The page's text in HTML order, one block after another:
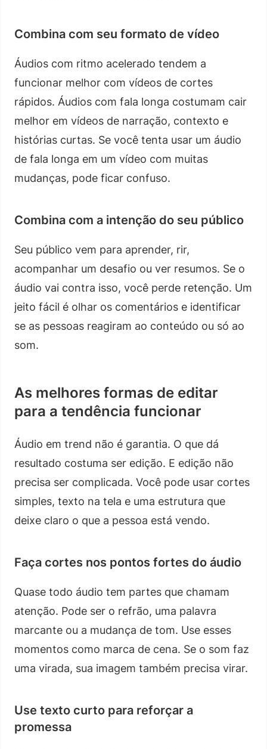
Combina com seu formato de vídeo
Áudios com ritmo acelerado tendem a
funcionar melhor com vídeos de cortes
rápidos. Áudios com fala longa costumam cair
melhor em vídeos de narração, contexto e
histórias curtas. Se você tenta usar um áudio
de fala longa em um vídeo com muitas
mudanças, pode ficar confuso.
Combina com a intenção do seu público
Seu público vem para aprender, rir,
acompanhar um desafio ou ver resumos. Se o
áudio vai contra isso, você perde retenção. Um
jeito fácil é olhar os comentários e identificar
se as pessoas reagiram ao conteúdo ou só ao
som.
As melhores formas de editar
para a tendência funcionar
Áudio em trend não é garantia. O que dá
resultado costuma ser edição. E edição não
precisa ser complicada. Você pode usar cortes
simples, texto na tela e uma estrutura que
deixe claro o que a pessoa está vendo.
Faça cortes nos pontos fortes do áudio
Quase todo áudio tem partes que chamam
atenção. Pode ser o refrão, uma palavra
marcante ou a mudança de tom. Use esses
momentos como marca de cena. Se o som faz
uma virada, sua imagem também precisa virar.
Use texto curto para reforçar a
promessa